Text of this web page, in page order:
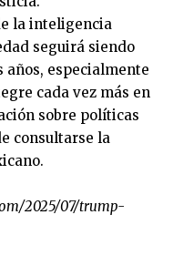
la inteligencia
seguirá siendo
especialmente
cada vez más en
sobre políticas
consultarse la
2025/07/trump-